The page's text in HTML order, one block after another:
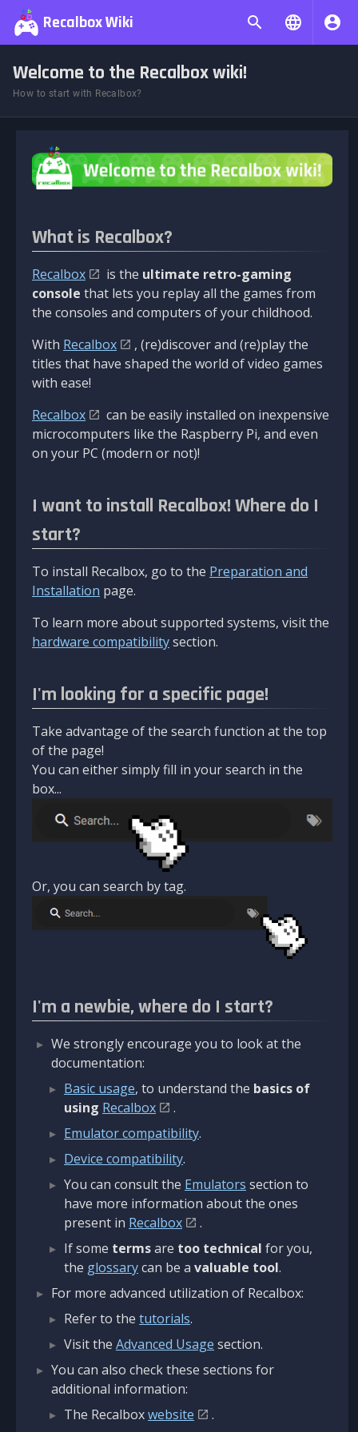
Recalbox Wiki
Welcome to the Recalbox wiki!
How to start with Recalbox?
What is Recalbox?
Recalbox is the ultimate retro-gaming
console that lets you replay all the games from
the consoles and computers of your childhood.
With Recalbox
, (re)discover and (re)play the
titles that have shaped the world of video games
with ease!
Recalbox
can be easily installed on inexpensive
microcomputers like the Raspberry Pi, and even
on your PC (modern or not)!
I want to install Recalbox! Where do I
start?
To install Recalbox, go to the Preparation and
Installation page.
To learn more about supported systems, visit the
hardware compatibilitysection.
I'm looking for a specific page!
Take advantage of the search function at the top
of the page!
You can either simply fill in your search in the
box...
Or, you can search by tag.
I'm a newbie, where do I start?
We strongly encourage you to look at the
documentation:
Basic usage, to understand the basics of
using Recalbox
.
Emulator compatibility.
Device compatibility.
You can consult the Emulators section to
have more information about the ones
present in Recalbox
.
If some termsare too technical for you,
the glossarycan be a valuable tool.
For more advanced utilization of Recalbox:
Refer to the tutorials.
Visit the Advanced Usage section.
You can also check these sections for
additional information:
The Recalboxwebsite
.